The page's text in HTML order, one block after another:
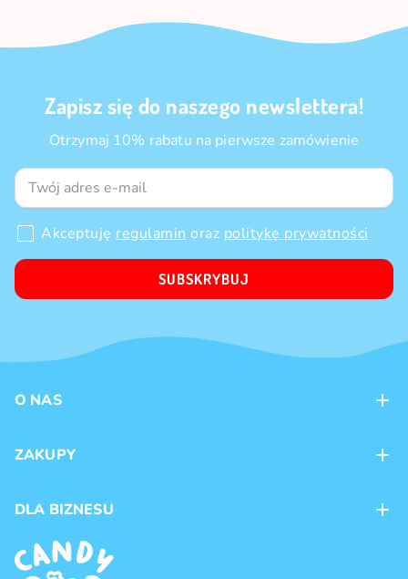
Zapisz się do naszego newslettera!
Otrzymaj 10% rabatu na pierwsze zamówienie
Akceptuję regulamin oraz politykę prywatności
SUBSKRYBUJ
O NAS
Sklepy
ZAKUPY
Dostawa
Regulamin
DLA BIZNESU
Franczyza
Handel hurtowy